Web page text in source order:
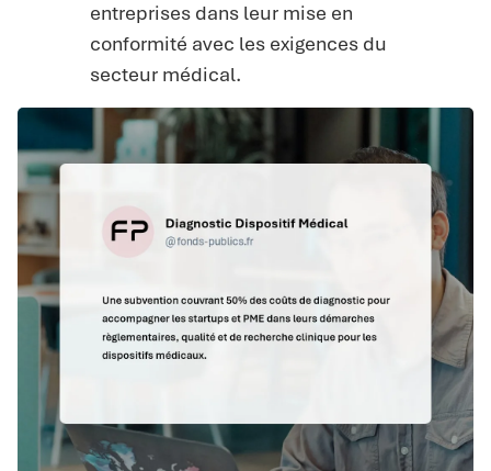
entreprises dans leur mise en
conformité avec les exigences du
secteur médical.